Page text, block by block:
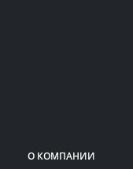
О КОМПАНИИ